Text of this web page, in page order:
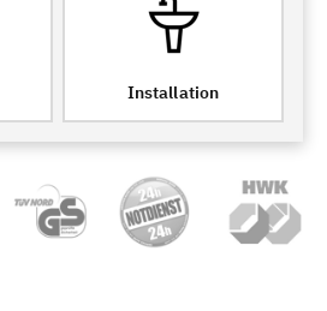
Installation